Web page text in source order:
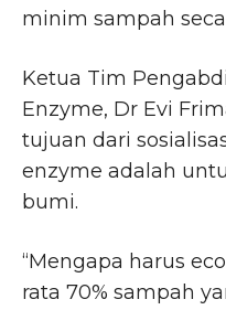
minim sampah
Ketua Tim
Enzyme, Dr Evi
tujuan dari
enzyme adalah
bumi.
“Mengapa harus
rata 70% sampah